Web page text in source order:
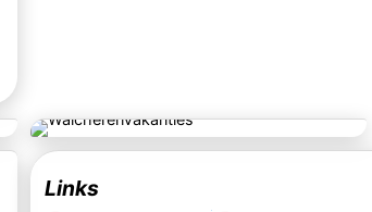
Links